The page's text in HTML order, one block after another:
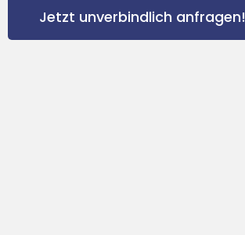
Jetzt unverbindlich anfragen!